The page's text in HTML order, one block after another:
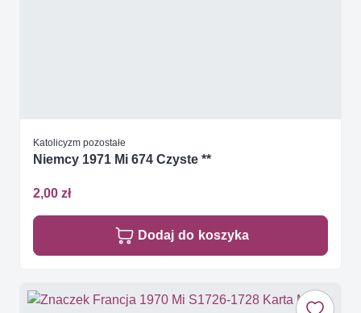
Katolicyzm pozostałe
Niemcy 1971 Mi 674 Czyste **
2,00 zł
Dodaj do koszyka